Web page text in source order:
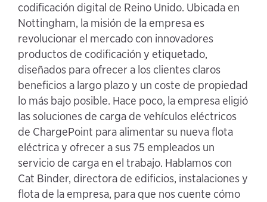
codificación digital de Reino Unido. Ubicada en
Nottingham, la misión de la empresa es
revolucionar el mercado con innovadores
productos de codificación y etiquetado,
diseñados para ofrecer a los clientes claros
beneficios a largo plazo y un coste de propiedad
lo más bajo posible. Hace poco, la empresa eligió
las soluciones de carga de vehículos eléctricos
de ChargePoint para alimentar su nueva flota
eléctrica y ofrecer a sus 75 empleados un
servicio de carga en el trabajo. Hablamos con
Cat Binder, directora de edificios, instalaciones y
flota de la empresa, para que nos cuente cómo